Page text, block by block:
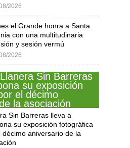
2026
el Grande honra a Santa
con una multitudinaria
y sesión vermú
2026
Sin Barreras lleva a
su exposición fotográfica
décimo aniversario de la